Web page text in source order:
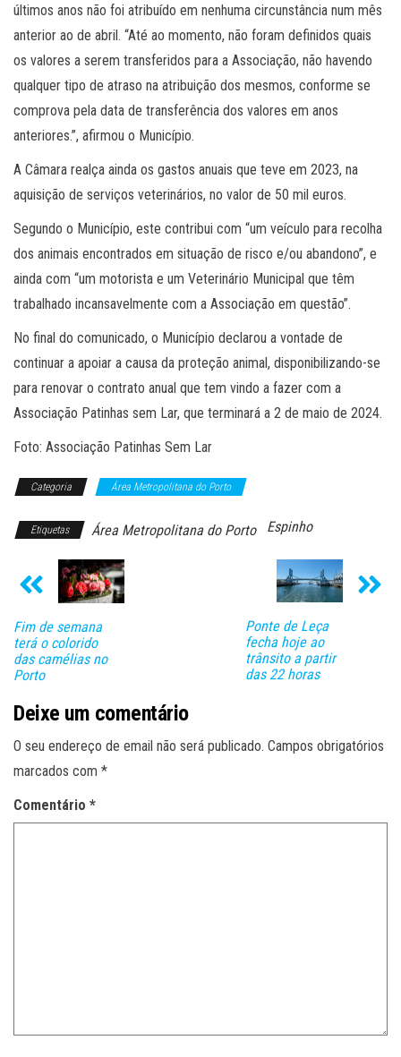
últimos anos não foi atribuído em nenhuma circunstância num mês
anterior ao de abril. “Até ao momento, não foram definidos quais
os valores a serem transferidos para a Associação, não havendo
qualquer tipo de atraso na atribuição dos mesmos, conforme se
comprova pela data de transferência dos valores em anos
anteriores.”, afirmou o Município.
A Câmara realça ainda os gastos anuais que teve em 2023, na
aquisição de serviços veterinários, no valor de 50 mil euros.
Segundo o Município, este contribui com “um veículo para recolha
dos animais encontrados em situação de risco e/ou abandono”, e
ainda com “um motorista e um Veterinário Municipal que têm
trabalhado incansavelmente com a Associação em questão”.
No final do comunicado, o Município declarou a vontade de
continuar a apoiar a causa da proteção animal, disponibilizando-se
para renovar o contrato anual que tem vindo a fazer com a
Associação Patinhas sem Lar, que terminará a 2 de maio de 2024.
Foto: Associação Patinhas Sem Lar
Categoria Área Metropolitana do Porto
Etiquetas Área Metropolitana do Porto Espinho
Fim de semana
terá o colorido
das camélias no
Porto
Ponte de Leça
fecha hoje ao
trânsito a partir
das 22 horas
Deixe um comentário
O seu endereço de email não será publicado. Campos obrigatórios
marcados com *
Comentário *